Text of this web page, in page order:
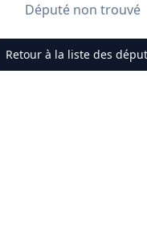
Député non trouvé
Retour à la liste des